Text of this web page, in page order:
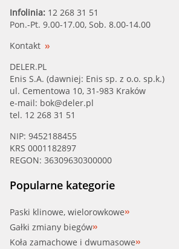
Infolinia: 12 268 31 51
Pon.-Pt. 9.00-17.00, Sob. 8.00-14.00
Kontakt
DELER.PL
Enis S.A. (dawniej: Enis sp. z o.o. sp.k.)
ul. Cementowa 10, 31-983 Kraków
e-mail: bok@deler.pl
tel. 12 268 31 51
NIP: 9452188455
KRS 0001182897
REGON: 36309630300000
Popularne kategorie
Paski klinowe, wielorowkowe
Gałki zmiany biegów
Koła zamachowe i dwumasowe